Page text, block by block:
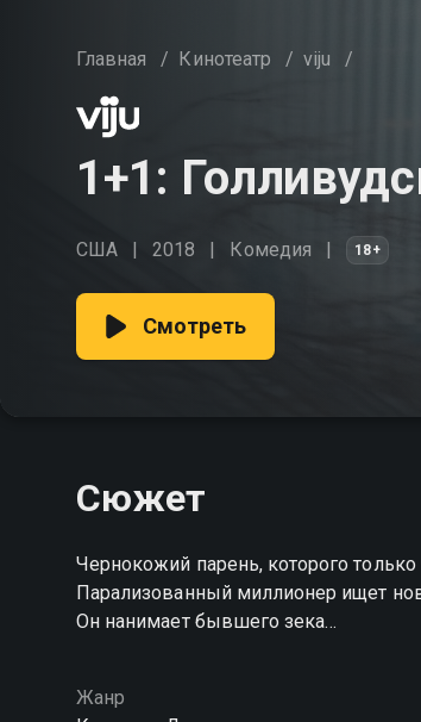
Главная / Кинотеатр / viju /
1+1:
США 2018 Комедия 18+
Смотреть
Сюжет
Чернокожий парень, которого
Парализованный миллионер ищет
Он нанимает бывшего зека…
Жанр